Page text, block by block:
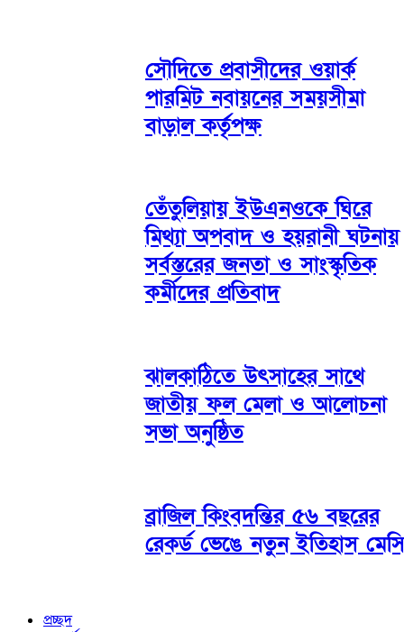
সৌদিতে প্রবাসীদের ওয়ার্ক
পারমিট নবায়নের সময়সীমা
বাড়াল কর্তৃপক্ষ
তেঁতুলিয়ায় ইউএনওকে ঘিরে
মিথ্যা অপবাদ ও হয়রানী ঘটনায়
সর্বস্তরের জনতা ও সাংস্কৃতিক
কর্মীদের প্রতিবাদ
ঝালকাঠিতে উৎসাহের সাথে
জাতীয় ফল মেলা ও আলোচনা
সভা অনুষ্ঠিত
ব্রাজিল কিংবদন্তির ৫৬ বছরের
রেকর্ড ভেঙে নতুন ইতিহাস
প্রচ্ছদ